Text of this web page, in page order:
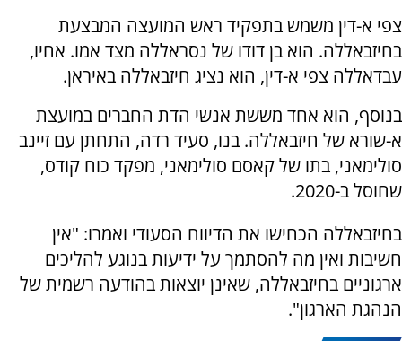
צפי א-דין משמש בתפקיד ראש המועצה המבצעת
בחיזבאללה. הוא בן דודו של נסראללה מצד אמו. אחיו,
עבדאללה צפי א-דין, הוא נציג חיזבאללה באיראן.
בנוסף, הוא אחד מששת אנשי הדת החברים במועצת
א-שורא של חיזבאללה. בנו, סעיד רדה, התחתן עם זיינב
סולימאני, בתו של קאסם סולימאני, מפקד כוח קודס,
שחוסל ב-2020.
בחיזבאללה הכחישו את הדיווח הסעודי ואמרו: "אין
חשיבות ואין מה להסתמך על ידיעות בנוגע להליכים
ארגוניים בחיזבאללה, שאינן יוצאות בהודעה רשמית של
הנהגת הארגון".